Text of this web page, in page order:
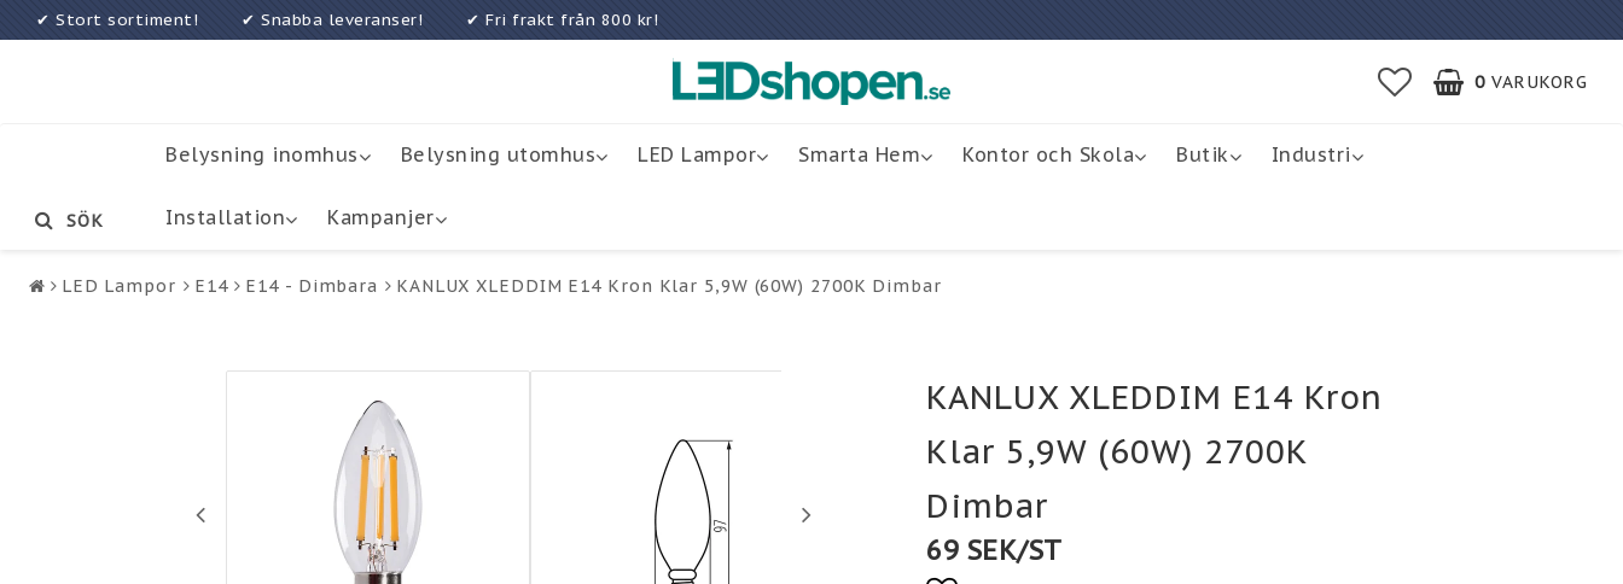
✔ Stort sortiment! ✔ Snabba leveranser! ✔ Fri frakt från 800 kr!
0 VARUKORG
Belysning inomhus Belysning utomhus LED Lampor Smarta Hem Kontor och Skola Butik Industri
Installation Kampanjer
SÖK
LED Lampor E14 E14 - Dimbara KANLUX XLEDDIM E14 Kron Klar 5,9W (60W) 2700K Dimbar
KANLUX XLEDDIM E14 Kron
Klar 5,9W (60W) 2700K
Dimbar
69 SEK/ST